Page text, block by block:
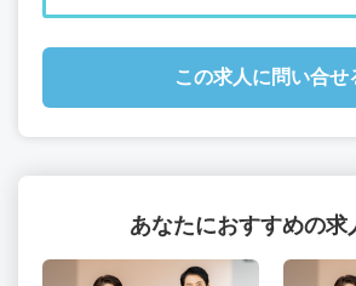
この求人に問い合せ
あなたにおすすめの求